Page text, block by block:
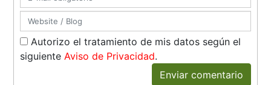
Autorizo el tratamiento de mis datos según el
siguienteAviso de Privacidad.
Enviar comentario